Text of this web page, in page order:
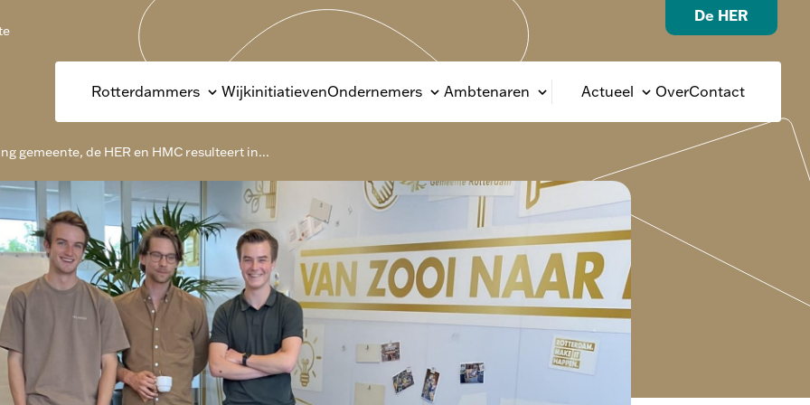
Rotterdammers WijkinitiatievenOndernemers Ambtenaren Actueel OverContact
De HER
gemeente, de HER en HMC resulteert in...